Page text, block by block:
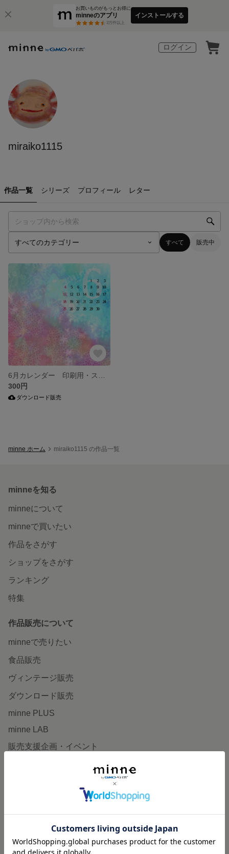
お買いものがもっとお得に
minneのアプリ
3万件以上
インストールする
ログイン
miraiko1115
作品一覧 シリーズ プロフィール レター
すべて 販売中
300円
ダウンロード販売
minne ホーム miraiko1115 の作品一覧
minneを知る
minneについて
minneで買いたい
作品をさがす
ショップをさがす
ランキング
特集
作品販売について
minneで売りたい
食品販売
ヴィンテージ販売
ダウンロード販売
minne PLUS
minne LAB
販売支援企画・イベント
minneとものづくりと
minneの本